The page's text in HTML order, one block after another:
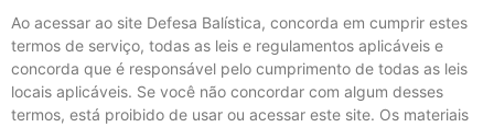
Ao acessar ao site Defesa Balística, concorda em cumprir estes
termos de serviço, todas as leis e regulamentos aplicáveis ​​e
concorda que é responsável pelo cumprimento de todas as leis
locais aplicáveis. Se você não concordar com algum desses
termos, está proibido de usar ou acessar este site. Os materiais